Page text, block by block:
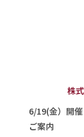
株
6/19(金）開
ご案内